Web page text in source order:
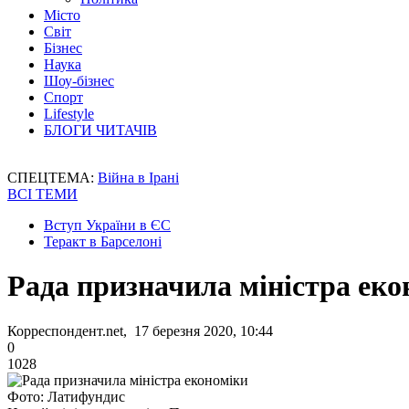
Місто
Світ
Бізнес
Наука
Шоу-бізнес
Спорт
Lifestyle
БЛОГИ ЧИТАЧІВ
СПЕЦТЕМА: Війна в Ірані
ВСІ ТЕМИ
Вступ України в ЄС
Теракт в Барселоні
Рада призначила міністра
Корреспондент.net, 17 березня 2020, 10:44
0
1028
Фото: Латифундис